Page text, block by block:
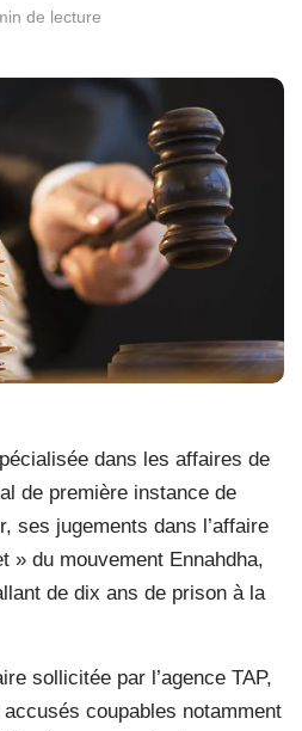
de lecture
dans les affaires de
de première instance de
ses jugements dans l’affaire
» du mouvement Ennahdha,
de dix ans de prison à la
sollicitée par l’agence TAP,
coupables notamment